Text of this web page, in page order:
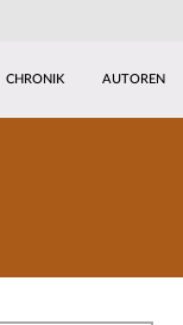
CHRONIK AUTOREN